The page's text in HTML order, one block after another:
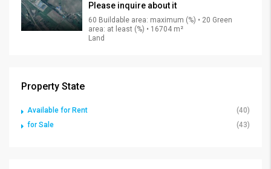
Please inquire about it
60 Buildable area: maximum (%) • 20 Green
area: at least (%) • 16704 m²
Land
Property State
Available for Rent
(40)
for Sale
(43)